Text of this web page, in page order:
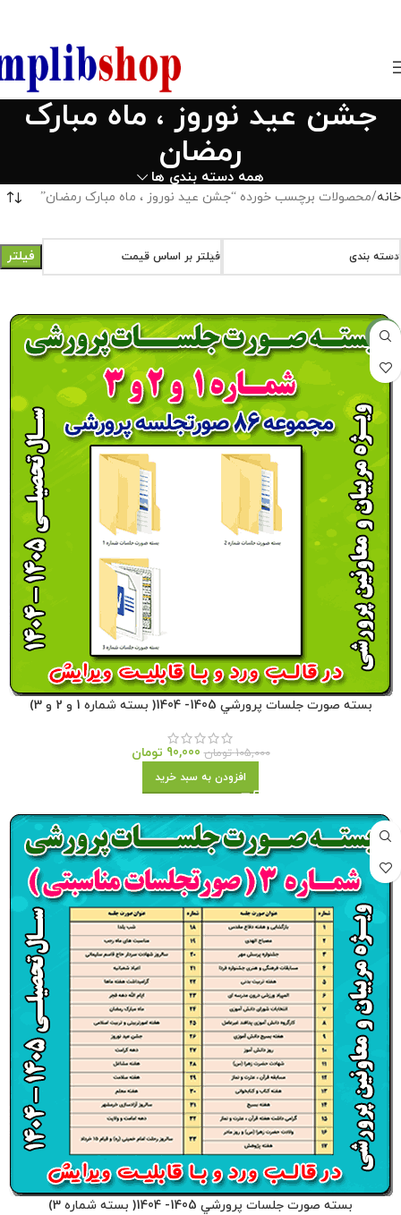
جشن عيد نوروز ، ماه مبارک
رمضان
همه دسته بندی ها
خانه محصولات برچسب خورده “جشن عيد نوروز ، ماه مبارک رمضان”
دسته بندی فیلتر بر اساس قیمت فیلتر
-14%
بسته صورت جلسات پرورشي 1405- 1404( بسته شماره 1 و 2 و 3)
105,000 تومان 90,000 تومان
افزودن به سبد خرید
بسته صورت جلسات پرورشي 1405- 1404( بسته شماره 3)